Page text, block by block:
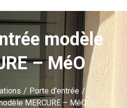
modèle
– MéO
/ Porte d'entrée /
MERCURE – MéO